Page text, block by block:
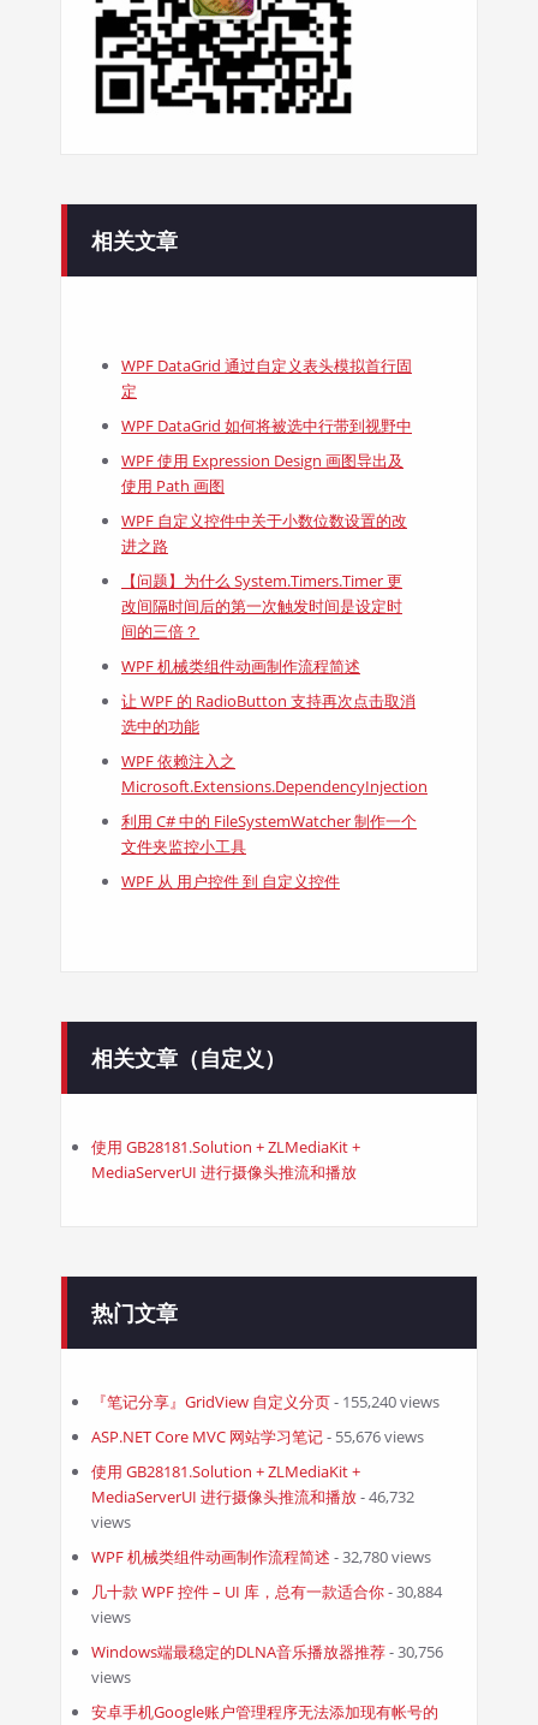
相关文章
WPF DataGrid 通过自定义表头模拟首行固
定
WPF DataGrid 如何将被选中行带到视野中
WPF 使用 Expression Design 画图导出及
使用 Path 画图
WPF 自定义控件中关于小数位数设置的改
进之路
【问题】为什么 System.Timers.Timer 更
改间隔时间后的第一次触发时间是设定时
间的三倍？
WPF 机械类组件动画制作流程简述
让 WPF 的 RadioButton 支持再次点击取消
选中的功能
WPF 依赖注入之
Microsoft.Extensions.DependencyInjection
利用 C# 中的 FileSystemWatcher 制作一个
文件夹监控小工具
WPF 从 用户控件 到 自定义控件
相关文章（自定义）
使用 GB28181.Solution + ZLMediaKit +
MediaServerUI 进行摄像头推流和播放
热门文章
『笔记分享』GridView 自定义分页- 155,240 views
ASP.NET Core MVC 网站学习笔记- 55,676 views
使用 GB28181.Solution + ZLMediaKit +
MediaServerUI 进行摄像头推流和播放- 46,732
views
WPF 机械类组件动画制作流程简述 - 32,780 views
几十款 WPF 控件 – UI 库，总有一款适合你- 30,884
views
Windows端最稳定的DLNA音乐播放器推荐- 30,756
views
安卓手机Google账户管理程序无法添加现有帐号的